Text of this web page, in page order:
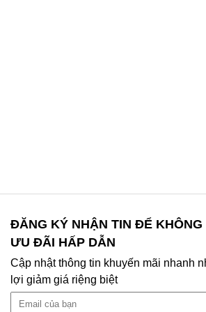
ĐĂNG KÝ NHẬN TIN ĐỂ
ƯU ĐÃI HẤP DẪN
Cập nhật thông tin khuyến mãi nhanh
lợi giảm giá riệng biệt